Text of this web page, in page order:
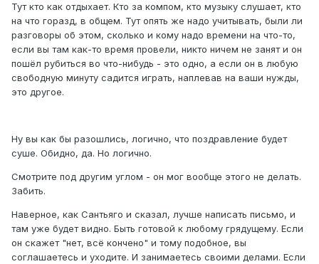
Тут кто как отдыхает. Кто за компом, кто музыку слушает, кто
на что горазд, в общем. Тут опять же надо учитывать, были ли
разговоры об этом, сколько и кому надо времени на что-то,
если вы там как-то время провели, никто ничем не занят и он
пошёл рубиться во что-нибудь - это одно, а если он в любую
свободную минуту садится играть, наплевав на ваши нужды,
это другое.
Ну вы как бы разошлись, логично, что поздравление будет
суше. Обидно, да. Но логично.
Смотрите под другим углом - он мог вообще этого не делать.
Забить.
Наверное, как Сантьяго и сказал, лучше написать письмо, и
там уже будет видно. Быть готовой к любому грядущему. Если
он скажет "нет, всё кончено" и тому подобное, вы
соглашаетесь и уходите. И занимаетесь своими делами. Если